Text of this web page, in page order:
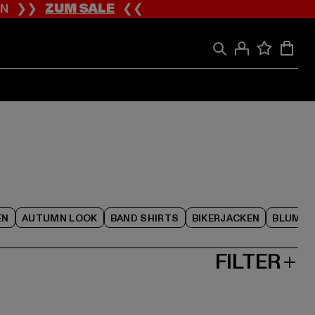
❯❯ZUM SALE❮❮
AUTUMN LOOK BAND SHIRTS BIKERJACKEN
FILTER